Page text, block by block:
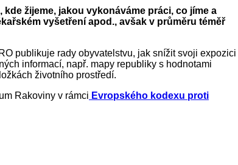
žijeme, jakou vykonáváme práci, co jíme a
vyšetření apod., avšak v průměru téměř
publikuje rady obyvatelstvu, jak snížit svoji expozici
informací, např. mapy republiky s hodnotami
životního prostředí.
Rakoviny v rámci Evropského kodexu proti